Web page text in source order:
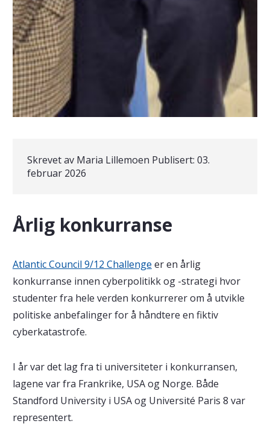
Skrevet av Maria Lillemoen Publisert: 03.
februar 2026
Årlig konkurranse
Atlantic Council 9/12 Challenge er en årlig
konkurranse innen cyberpolitikk og -strategi hvor
studenter fra hele verden konkurrerer om å utvikle
politiske anbefalinger for å håndtere en fiktiv
cyberkatastrofe.
I år var det lag fra ti universiteter i konkurransen,
lagene var fra Frankrike, USA og Norge. Både
Standford University i USA og Université Paris 8 var
representert.